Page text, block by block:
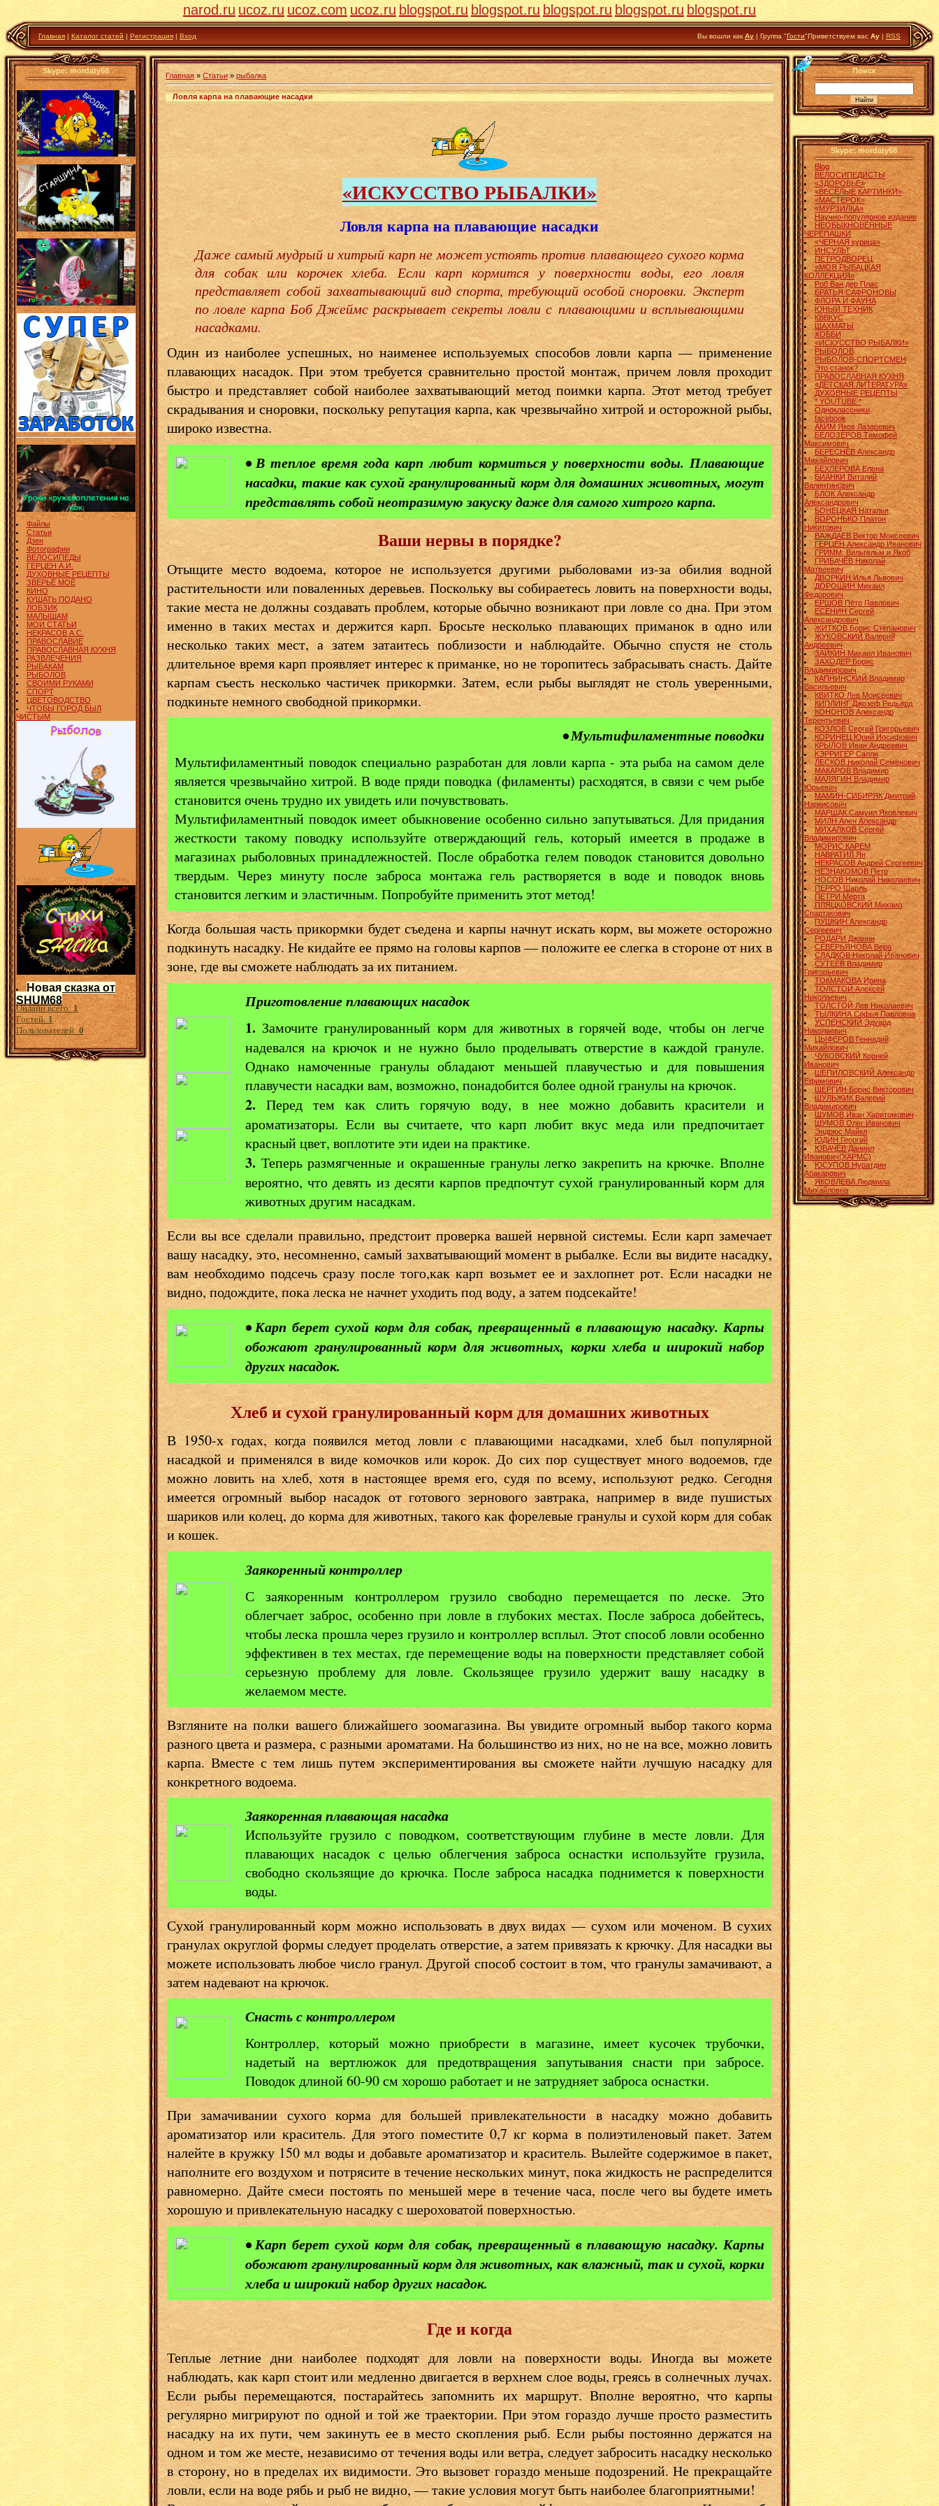
narod.ruucoz.ruucoz.com ucoz.ru blogspot.ru blogspot.rublogspot.ru blogspot.ru blogspot.ru
Главная | Каталог статей | Регистрация | Вход Вы вошли как Ау | Группа "Гости"Приветствуем вас Ау | RSS
Skype: mordaty68
Файлы
Статьи
Дзен
Фотографии
ВЕЛОСИПЕДЫ
ГЕРЦЕН А.И.
ДУХОВНЫЕ РЕЦЕПТЫ
ЗВЕРЬЁ МОЁ
КИНО
КУШАТЬ ПОДАНО
ЛОБЗИК
МАЛЫШАМ
МОИ СТАТЬИ
НЕКРАСОВ А.С.
ПРАВОСЛАВИЕ
ПРАВОСЛАВНАЯ КУХНЯ
РАЗВЛЕЧЕНИЯ
РЫБАКАМ
РЫБОЛОВ
СВОИМИ РУКАМИ
СПОРТ
ЦВЕТОВОДСТВО
ЧТОБЫ ГОРОД БЫЛ
ЧИСТЫМ
Новая сказка от
SHUM68
Онлайн всего:1
Гостей:1
Пользователей:0
Главная » Статьи » рыбалка
Ловля карпа на плавающие насадки
«ИСКУССТВО РЫБАЛКИ»
Ловля карпа на плавающие насадки
Даже самый мудрый и хитрый карп не может устоять против плавающего сухого корма
для собак или корочек хлеба. Если карп кормится у поверхности воды, его ловля
представляет собой захватывающий вид спорта, требующий особой сноровки.Эксперт
по ловле карпа Боб Джеймс раскрывает секреты ловли с плавающими и всплывающими
насадками.
Один из наиболее успешных, но наименее используемых способов ловли карпа — применение
плавающих насадок. При этом требуется сравнительно простой монтаж, причем ловля проходит
быстро и представляет собой наиболее захватывающий метод поимки карпа. Этот метод требует
скрадывания и сноровки, поскольку репутация карпа, как чрезвычайно хитрой и осторожной рыбы,
широко известна.
• В теплое время года карп любит кормиться у поверхности воды. Плавающие
насадки, такие как сухой гранулированный корм для домашних животных, могут
представлять собой неотразимую закуску даже для самого хитрого карпа.
Ваши нервы в порядке?
Отыщите место водоема, которое не используется другими рыболовами из-за обилия водной
растительности или поваленных деревьев. Поскольку вы собираетесь ловить на поверхности воды,
такие места не должны создавать проблем, которые обычно возникают при ловле со дна. При этом
именно в таких местах и держится карп. Бросьте несколько плавающих приманок в одно или
несколько таких мест, а затем затаитесь поблизости и наблюдайте. Обычно спустя не столь
длительное время карп проявляет интерес к приманке, но не торопитесь забрасывать снасть. Дайте
карпам съесть несколько частичек прикормки. Затем, если рыбы выглядят не столь уверенными,
подкиньте немного свободной прикормки.
• Мультифиламентные поводки
Мультифиламентный поводок специально разработан для ловли карпа - эта рыба на самом деле
является чрезвычайно хитрой. В воде пряди поводка (филаменты) расходятся, в связи с чем рыбе
становится очень трудно их увидеть или почувствовать.
Мультифиламентный поводок имеет обыкновение особенно сильно запутываться. Для придания
жесткости такому поводку используйте отверждающий гель, который имеется в продаже в
магазинах рыболовных принадлежностей. После обработка гелем поводок становится довольно
твердым. Через минуту после заброса монтажа гель растворяется в воде и поводок вновь
становится легким и эластичным. Попробуйте применить этот метод!
Когда большая часть прикормки будет съедена и карпы начнут искать корм, вы можете осторожно
подкинуть насадку. Не кидайте ее прямо на головы карпов — положите ее слегка в стороне от них в
зоне, где вы сможете наблюдать за их питанием.
Приготовление плавающих насадок
1. Замочите гранулированный корм для животных в горячей воде, чтобы он легче
надевался на крючок и не нужно было проделывать отверстие в каждой грануле.
Однако намоченные гранулы обладают меньшей плавучестью и для повышения
плавучести насадки вам, возможно, понадобится более одной гранулы на крючок.
2. Перед тем как слить горячую воду, в нее можно добавить красители и
ароматизаторы. Если вы считаете, что карп любит вкус меда или предпочитает
красный цвет, воплотите эти идеи на практике.
3. Теперь размягченные и окрашенные гранулы легко закрепить на крючке. Вполне
вероятно, что девять из десяти карпов предпочтут сухой гранулированный корм для
животных другим насадкам.
Если вы все сделали правильно, предстоит проверка вашей нервной системы. Если карп замечает
вашу насадку, это, несомненно, самый захватывающий момент в рыбалке. Если вы видите насадку,
вам необходимо подсечь сразу после того,как карп возьмет ее и захлопнет рот. Если насадки не
видно, подождите, пока леска не начнет уходить под воду, а затем подсекайте!
• Карп берет сухой корм для собак, превращенный в плавающую насадку. Карпы
обожают гранулированный корм для животных, корки хлеба и широкий набор
других насадок.
Хлеб и сухой гранулированный корм для домашних животных
В 1950-х годах, когда появился метод ловли с плавающими насадками, хлеб был популярной
насадкой и применялся в виде комочков или корок. До сих пор существует много водоемов, где
можно ловить на хлеб, хотя в настоящее время его, судя по всему, используют редко. Сегодня
имеется огромный выбор насадок от готового зернового завтрака, например в виде пушистых
шариков или колец, до корма для животных, такого как форелевые гранулы и сухой корм для собак
и кошек.
Заякоренный контроллер
С заякоренным контроллером грузило свободно перемещается по леске. Это
облегчает заброс, особенно при ловле в глубоких местах. После заброса добейтесь,
чтобы леска прошла через грузило и контроллер всплыл. Этот способ ловли особенно
эффективен в тех местах, где перемещение воды на поверхности представляет собой
серьезную проблему для ловле. Скользящее грузило удержит вашу насадку в
желаемом месте.
Взгляните на полки вашего ближайшего зоомагазина. Вы увидите огромный выбор такого корма
разного цвета и размера, с разными ароматами. На большинство из них, но не на все, можно ловить
карпа. Вместе с тем лишь путем экспериментирования вы сможете найти лучшую насадку для
конкретного водоема.
Заякоренная плавающая насадка
Используйте грузило с поводком, соответствующим глубине в месте ловли. Для
плавающих насадок с целью облегчения заброса оснастки используйте грузила,
свободно скользящие до крючка. После заброса насадка поднимется к поверхности
воды.
Сухой гранулированный корм можно использовать в двух видах — сухом или моченом. В сухих
гранулах округлой формы следует проделать отверстие, а затем привязать к крючку. Для насадки вы
можете использовать любое число гранул. Другой способ состоит в том, что гранулы замачивают, а
затем надевают на крючок.
Снасть с контроллером
Контроллер, который можно приобрести в магазине, имеет кусочек трубочки,
надетый на вертлюжок для предотвращения запутывания снасти при забросе.
Поводок длиной 60-90 см хорошо работает и не затрудняет заброса оснастки.
При замачивании сухого корма для большей привлекательности в насадку можно добавить
ароматизатор или краситель. Для этого поместите 0,7 кг корма в полиэтиленовый пакет. Затем
налейте в кружку 150 мл воды и добавьте ароматизатор и краситель. Вылейте содержимое в пакет,
наполните его воздухом и потрясите в течение нескольких минут, пока жидкость не распределится
равномерно. Дайте смеси постоять по меньшей мере в течение часа, после чего вы будете иметь
хорошую и привлекательную насадку с шероховатой поверхностью.
• Карп берет сухой корм для собак, превращенный в плавающую насадку. Карпы
обожают гранулированный корм для животных, как влажный, так и сухой, корки
хлеба и широкий набор других насадок.
Где и когда
Теплые летние дни наиболее подходят для ловли на поверхности воды. Иногда вы можете
наблюдать, как карп стоит или медленно двигается в верхнем слое воды, греясь в солнечных лучах.
Если рыбы перемещаются, постарайтесь запомнить их маршрут. Вполне вероятно, что карпы
регулярно мигрируют по одной и той же траектории. При этом гораздо лучше просто разместить
насадку на их пути, чем закинуть ее в место скопления рыб. Если рыбы постоянно держатся на
одном и том же месте, независимо от течения воды или ветра, следует забросить насадку несколько
в сторону, но в пределах их видимости. Это вызовет гораздо меньше подозрений. Не прекращайте
ловли, если на воде рябь и рыб не видно, — такие условия могут быть наиболее благоприятными!
Поиск
Skype: mordaty68
Blog
ВЕЛОСИПЕДИСТЫ
«ЗДОРОВЬЕ»
«ВЕСЁЛЫЕ КАРТИНКИ»
«МАСТЕРОК»
«МУРЗИЛКА»
Научно-популярное издание
НЕОБЫКНОВЕННЫЕ
ЧЕРЕПАШКИ
«ЧЕРНАЯ курица»
ИНСУЛЬТ
ПЕТРОДВОРЕЦ
«МОЯ РЫБАЦКАЯ
КОЛЛЕКЦИЯ»
Роб Ван дер Плас
БРАТЬЯ САФРОНОВЫ
ФЛОРА И ФАУНА
ЮНЫЙ ТЕХНИК
КВВКУС
ШАХМАТЫ
ХОББИ
«ИСКУССТВО РЫБАЛКИ»
РЫБОЛОВ
РЫБОЛОВ-СПОРТСМЕН
Это станок?
ПРАВОСЛАВНАЯ КУХНЯ
«ДЕТСКАЯ ЛИТЕРАТУРА»
ДУХОВНЫЕ РЕЦЕПТЫ
* YOUTUBE *
Одноклассники
facebook
АКИМ Яков Лазаревич
БЕЛОЗЁРОВ Тимофей
Максимович
БЕРЕСНЁВ Александр
Михайлович
БЕХЛЕРОВА Елена
БИАНКИ Виталий
Валентинович
БЛОК Александр
Александрович
БОНЕЦКАЯ Наталья
ВОРОНЬКО Платон
Никитович
ВАЖДАЕВ Виктор Моисеевич
ГЕРЦЕН Александр Иванович
ГРИММ, Вильгельм и Якоб
ГРИБАЧЁВ Николай
Матвеевич
ДВОРКИН Илья Львович
ДОРОШИН Михаил
Федорович
ЕРШОВ Пётр Павлович
ЕСЕНИН Сергей
Александрович
ЖИТКОВ Борис Степанович
ЖУКОВСКИЙ Валерий
Андреевич
ЗАЙКИН Михаил Иванович
ЗАХОДЕР Борис
Владимирович
КАПНИНСКИЙ Владимир
Васильевич
КВИТКО Лев Моисеевич
КИПЛИНГ Джозеф Редьярд
КОНОНОВ Александр
Терентьевич
КОЗЛОВ Сергей Григорьевич
КОРИНЕЦ Юрий Иосифович
КРЫЛОВ Иван Андреевич
КЭРРИГЕР Салли
ЛЕСКОВ Николай Семёнович
МАКАРОВ Владимир
МАЛЯГИН Владимир
Юрьевич
МАМИН-СИБИРЯК Дмитрий
Наркисович
МАРШАК Самуил Яковлевич
МИЛН Ален Александр
МИХАЛКОВ Сергей
Владимирович
МОРИС КАРЕМ
НАВРАТИЛ Ян
НЕКРАСОВ Андрей Сергеевич
НЕЗНАКОМОВ Петр
НОСОВ Николай Николаевич
ПЕРРО Шарль
ПЕТРИ Мерта
ПЛЯЦКОВСКИЙ Михаил
Спартакович
ПУШКИН Александр
Сергеевич
РОДАРИ Джанни
СЕВЕРЬЯНОВА Вера
СЛАДКОВ Николай Иванович
СУТЕЕВ Владимир
Григорьевич
ТОКМАКОВА Ирина
ТОЛСТОЙ Алексей
Николаевич
ТОЛСТОЙ Лев Николаевич
ТЫЛКИНА Софья Павловна
УСПЕНСКИЙ Эдуард
Николаевич
ЦЫФЕРОВ Геннадий
Михайлович
ЧУКОВСКИЙ Корней
Иванович
ШЕПИЛОВСКИЙ Александр
Ефимович
ШЕРГИН Борис Викторович
ШУЛЬЖИК Валерий
Владимирович
ШУМОВ Иван Харитомович
ШУМОВ Олег Иванович
Эндрюс Майкл
ЮДИН Георгий
ЮВАЧЁВ Даниил
Иванович(ХАРМС)
ЮСУПОВ Нуратдин
Абакарович
ЯКОВЛЕВА Людмила
Михайловна